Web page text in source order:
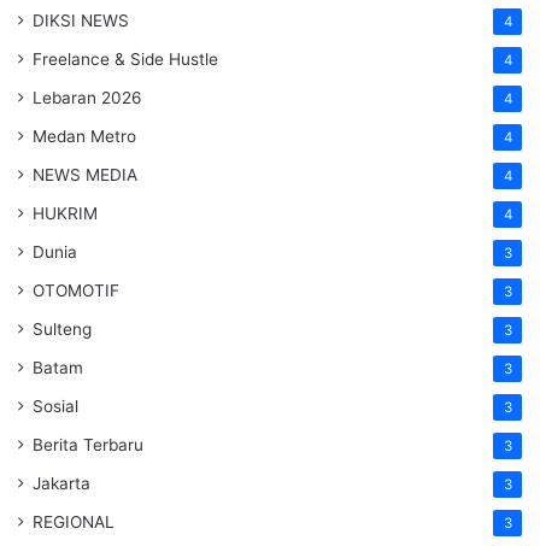
DIKSI NEWS 4
Freelance & Side Hustle 4
Lebaran 2026 4
Medan Metro 4
NEWS MEDIA 4
HUKRIM 4
Dunia 3
OTOMOTIF 3
Sulteng 3
Batam 3
Sosial 3
Berita Terbaru 3
Jakarta 3
REGIONAL 3